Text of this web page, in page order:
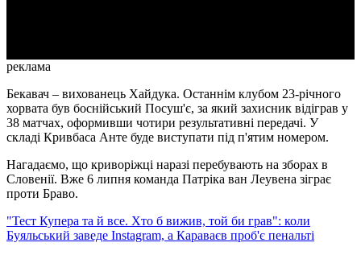
реклама
Бекавач – вихованець Хайдука. Останнім клубом 23-річного
хорвата був боснійський Посуш'є, за який захисник відіграв у
38 матчах, оформивши чотири результативні передачі. У
складі Кривбаса Анте буде виступати під п'ятим номером.
Нагадаємо, що криворіжці наразі перебувають на зборах в
Словенії. Вже 6 липня команда Патріка ван Леувена зіграє
проти Браво.
"Тест Купера та й все. Хто б вижив, той би грав": коли
Буяльський заведе Instagram, а Караваєв проб'є пенальті